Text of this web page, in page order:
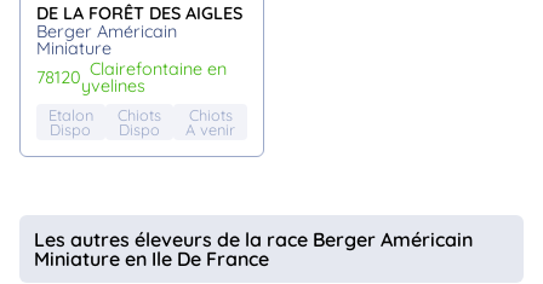
DE LA FORÊT DES AIGLES
Berger Américain
Miniature
78120 clairefontaine en
yvelines
Etalon
Dispo
Chiots
Dispo
Chiots
A venir
Les autres éleveurs de la race Berger Américain
Miniature en Ile De France